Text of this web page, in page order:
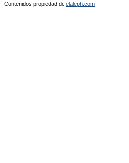
Contenidos propiedad de elaleph.com